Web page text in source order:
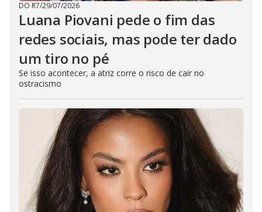
DO R7/29/07/2026
Luana Piovani pede o fim das
redes sociais, mas pode ter dado
um tiro no pé
Se isso acontecer, a atriz corre o risco de cair no
ostracismo